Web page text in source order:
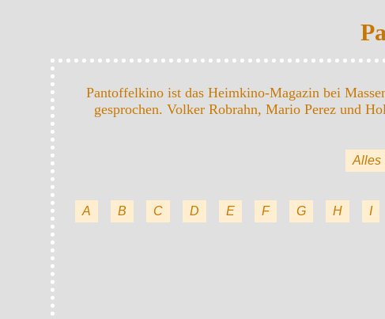
Pantoffelkino ist das Heimkino-Magazin bei
gesprochen. Volker Robrahn, Mario Perez und
Alles
A B C D E F G H I